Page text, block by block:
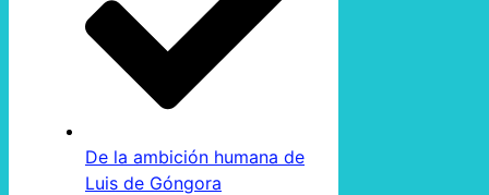
De la ambición humana de
Luis de Góngora